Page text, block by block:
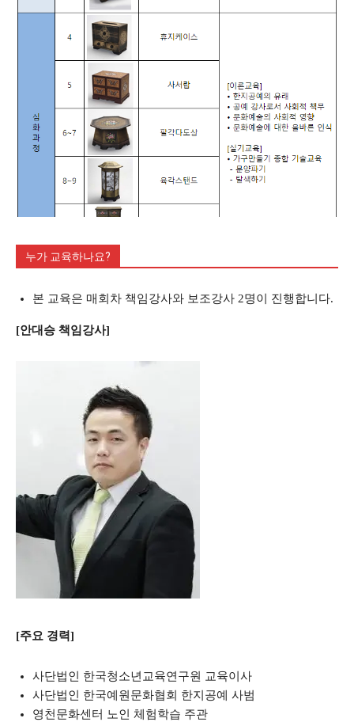
누가 교육하나요?
본 교육은 매회차 책임강사와 보조강사 2명이 진행합니다.
[안대승 책임강사]
[주요 경력]
사단법인 한국청소년교육연구원 교육이사
사단법인 한국예원문화협회 한지공예 사범
영천문화센터 노인 체험학습 주관